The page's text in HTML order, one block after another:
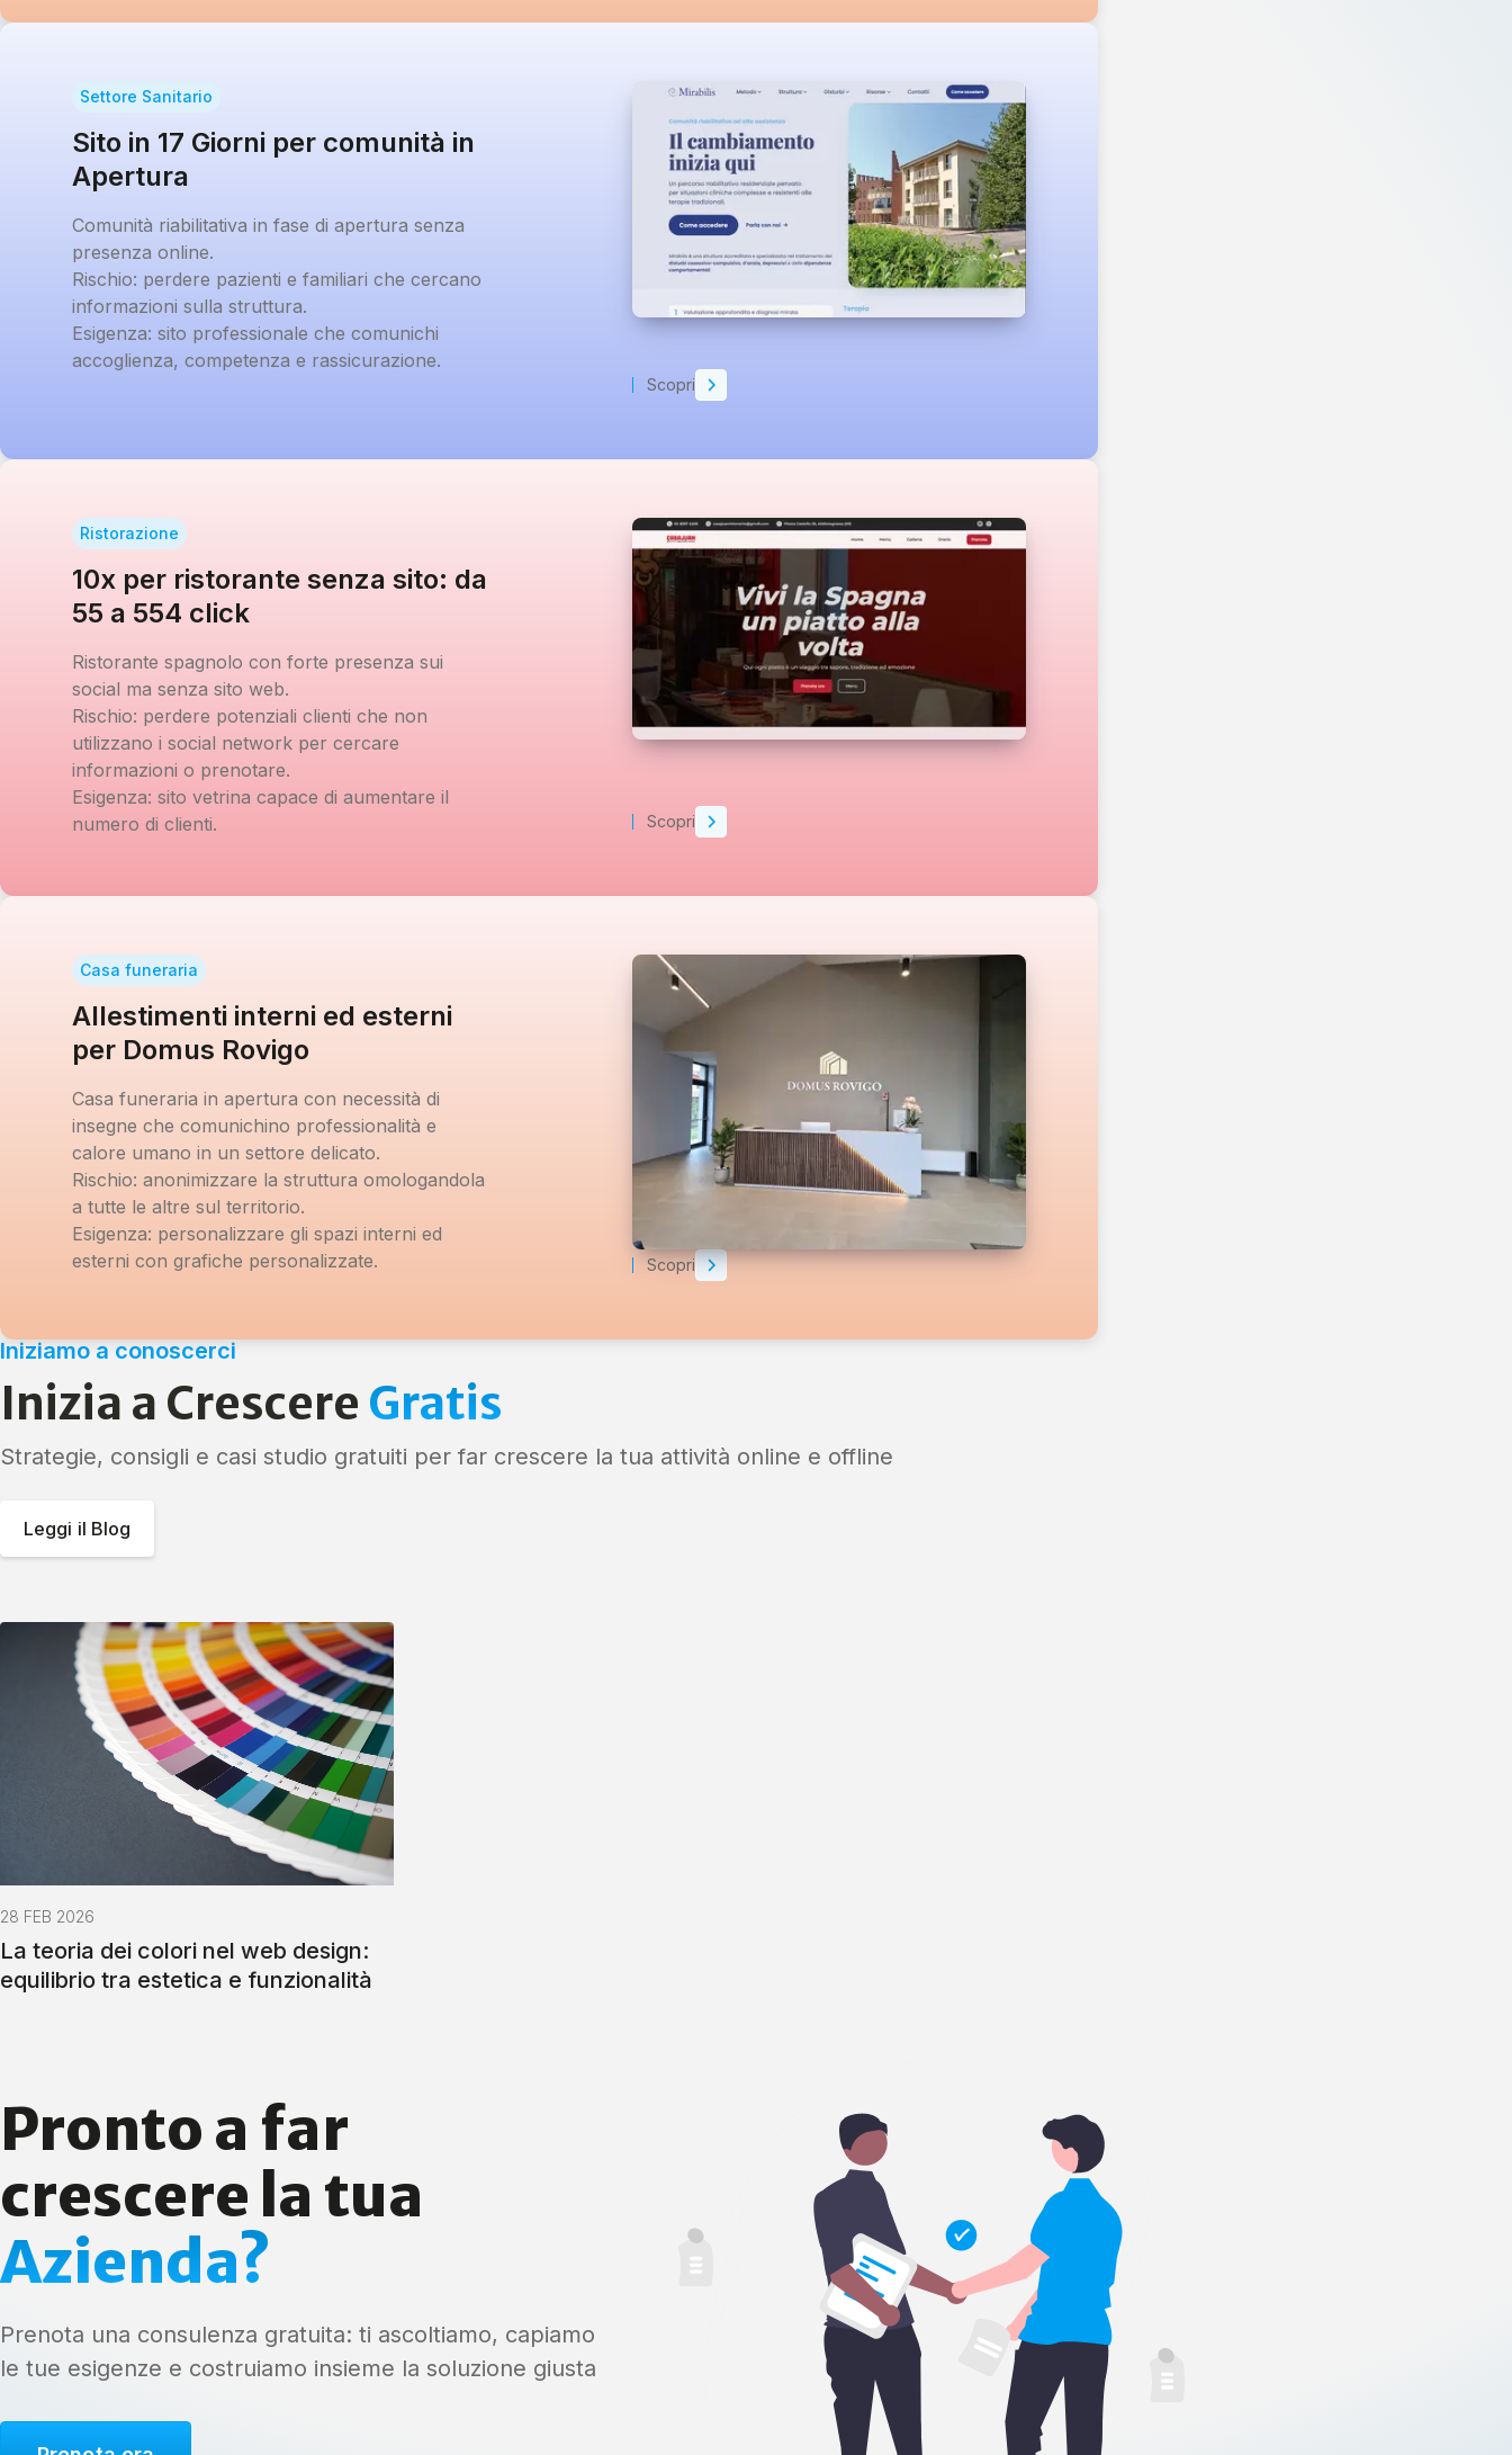
Settore Sanitario
Sito in 17 Giorni per comunità in
Apertura
Comunità riabilitativa in fase di apertura senza
presenza online.
Rischio: perdere pazienti e familiari che cercano
informazioni sulla struttura.
Esigenza: sito professionale che comunichi
accoglienza, competenza e rassicurazione.
Scopri
Ristorazione
10x per ristorante senza sito: da
55 a 554 click
Ristorante spagnolo con forte presenza sui
social ma senza sito web.
Rischio: perdere potenziali clienti che non
utilizzano i social network per cercare
informazioni o prenotare.
Esigenza: sito vetrina capace di aumentare il
numero di clienti.
Scopri
Casa funeraria
Allestimenti interni ed esterni
per Domus Rovigo
Casa funeraria in apertura con necessità di
insegne che comunichino professionalità e
calore umano in un settore delicato.
Rischio: anonimizzare la struttura omologandola
a tutte le altre sul territorio.
Esigenza: personalizzare gli spazi interni ed
esterni con grafiche personalizzate.
Scopri
Iniziamo a conoscerci
Inizia a Crescere Gratis
Strategie, consigli e casi studio gratuiti per far crescere la tua attività online e offline
Leggi il Blog
28 FEB 2026
La teoria dei colori nel web design:
equilibrio tra estetica e funzionalità
Pronto a far
crescere la tua
Azienda?
Prenota una consulenza gratuita: ti ascoltiamo, capiamo
le tue esigenze e costruiamo insieme la soluzione giusta